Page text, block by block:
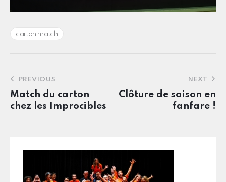
carton match
PREVIOUS
Match du carton
chez les Improcibles
NEXT
Clôture de saison en
fanfare !